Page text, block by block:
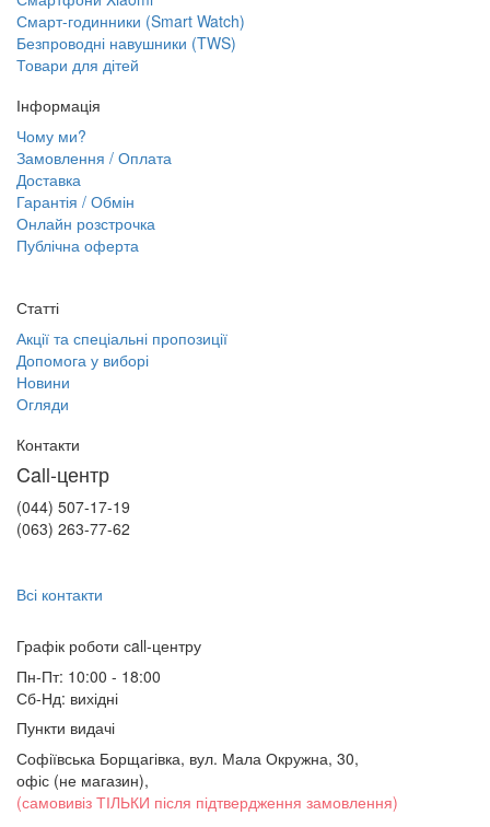
Смарт-годинники (Smart Watch)
Безпроводні навушники (TWS)
Товари для дітей
Інформація
Чому ми?
Замовлення / Оплата
Доставка
Гарантія / Обмін
Онлайн розстрочка
Публічна оферта
Статті
Акції та спеціальні пропозиції
Допомога у виборі
Новини
Огляди
Контакти
Call-центр
(044) 507-17-19
(063) 263-77-62
Всі контакти
Графік роботи сall-центру
Пн-Пт: 10:00 - 18:00
Сб-Нд: вихідні
Пункти видачі
Софіївська Борщагівка, вул. Мала Окружна, 30,
офіс (не магазин),
(самовивіз ТІЛЬКИ після підтвердження замовлення)